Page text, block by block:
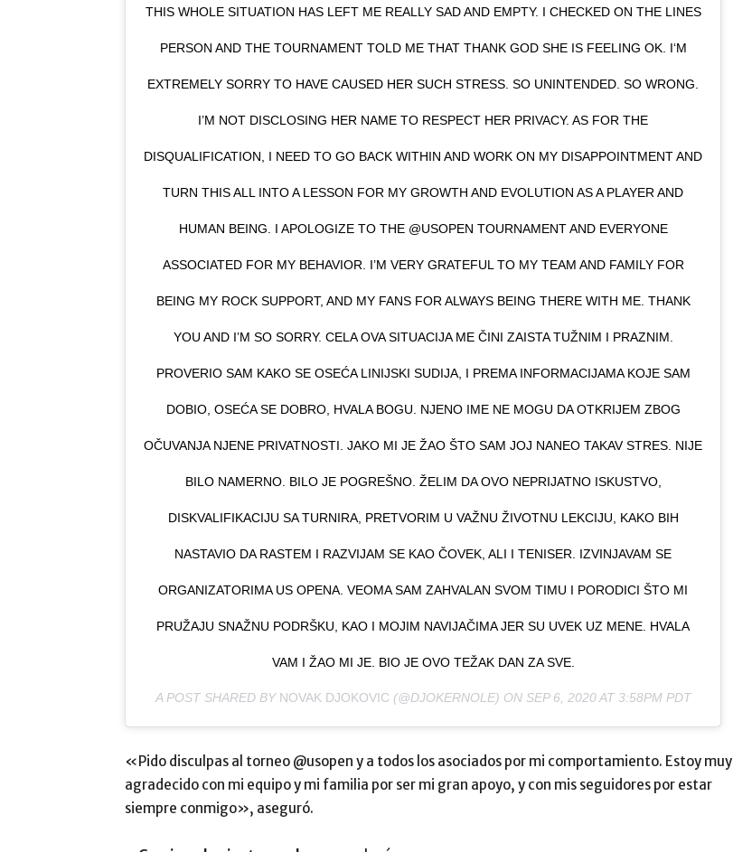
THIS WHOLE SITUATION HAS LEFT ME REALLY SAD AND EMPTY. I CHECKED ON THE LINES
PERSON AND THE TOURNAMENT TOLD ME THAT THANK GOD SHE IS FEELING OK. I‘M
EXTREMELY SORRY TO HAVE CAUSED HER SUCH STRESS. SO UNINTENDED. SO WRONG.
I’M NOT DISCLOSING HER NAME TO RESPECT HER PRIVACY. AS FOR THE
DISQUALIFICATION, I NEED TO GO BACK WITHIN AND WORK ON MY DISAPPOINTMENT AND
TURN THIS ALL INTO A LESSON FOR MY GROWTH AND EVOLUTION AS A PLAYER AND
HUMAN BEING. I APOLOGIZE TO THE @USOPEN TOURNAMENT AND EVERYONE
ASSOCIATED FOR MY BEHAVIOR. I’M VERY GRATEFUL TO MY TEAM AND FAMILY FOR
BEING MY ROCK SUPPORT, AND MY FANS FOR ALWAYS BEING THERE WITH ME. THANK
YOU AND I’M SO SORRY. CELA OVA SITUACIJA ME ČINI ZAISTA TUŽNIM I PRAZNIM.
PROVERIO SAM KAKO SE OSEĆA LINIJSKI SUDIJA, I PREMA INFORMACIJAMA KOJE SAM
DOBIO, OSEĆA SE DOBRO, HVALA BOGU. NJENO IME NE MOGU DA OTKRIJEM ZBOG
OČUVANJA NJENE PRIVATNOSTI. JAKO MI JE ŽAO ŠTO SAM JOJ NANEO TAKAV STRES. NIJE
BILO NAMERNO. BILO JE POGREŠNO. ŽELIM DA OVO NEPRIJATNO ISKUSTVO,
DISKVALIFIKACIJU SA TURNIRA, PRETVORIM U VAŽNU ŽIVOTNU LEKCIJU, KAKO BIH
NASTAVIO DA RASTEM I RAZVIJAM SE KAO ČOVEK, ALI I TENISER. IZVINJAVAM SE
ORGANIZATORIMA US OPENA. VEOMA SAM ZAHVALAN SVOM TIMU I PORODICI ŠTO MI
PRUŽAJU SNAŽNU PODRŠKU, KAO I MOJIM NAVIJAČIMA JER SU UVEK UZ MENE. HVALA
VAM I ŽAO MI JE. BIO JE OVO TEŽAK DAN ZA SVE.
A POST SHARED BY NOVAK DJOKOVIC (@DJOKERNOLE) ON SEP 6, 2020 AT 3:58PM PDT
«Pido disculpas al torneo @usopen y a todos los asociados por mi comportamiento. Estoy muy
agradecido con mi equipo y mi familia por ser mi gran apoyo, y con mis seguidores por estar
siempre conmigo», aseguró.